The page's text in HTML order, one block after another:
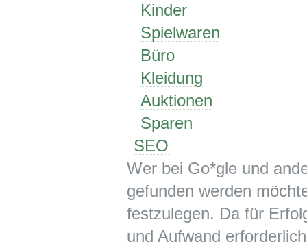
Kinder
Spielwaren
Büro
Kleidung
Auktionen
Sparen
SEO
Wer bei Go*gle und
gefunden werden
festzulegen. Da für
und Aufwand